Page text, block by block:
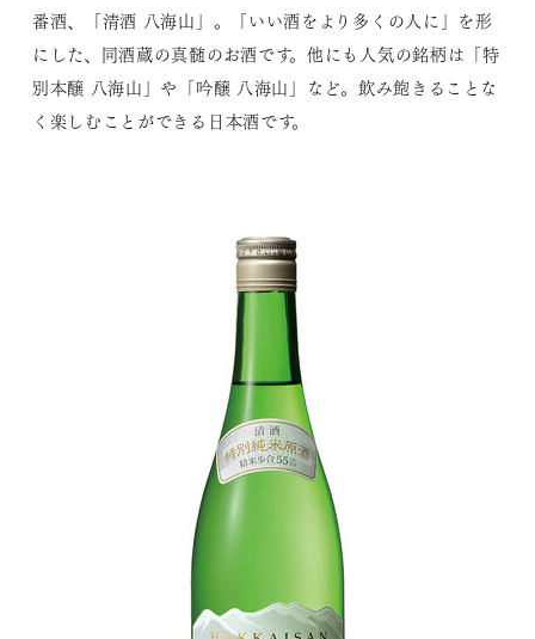
番酒、「清酒 八海山」。「いい酒をより多くの人に」を形
にした、同酒蔵の真髄のお酒です。他にも人気の銘柄は「特
別本醸 八海山」や「吟醸 八海山」など。飲み飽きることな
く楽しむことができる日本酒です。